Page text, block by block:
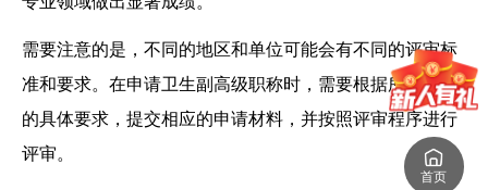
首页
需要注意的是，不同的地区和单位可能会有不同的评审标
准和要求。在申请卫生副高级职称时，需要根据所在单位
的具体要求，提交相应的申请材料，并按照评审程序进行
评审。